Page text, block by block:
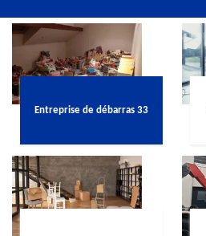
Entreprise de débarras 33